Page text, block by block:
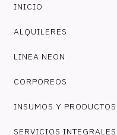
INICIO
ALQUILERES
LINEA NEON
CORPOREOS
INSUMOS Y PRODUCTOS
SERVICIOS INTEGRALES